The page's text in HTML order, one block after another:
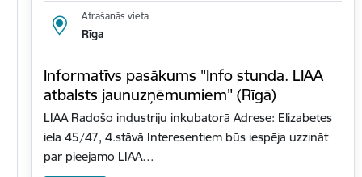
Atrašanās vieta
Rīga
Informatīvs pasākums "Info stunda. LIAA
atbalsts jaunuzņēmumiem" (Rīgā)
LIAA Radošo industriju inkubatorā Adrese: Elizabetes
iela 45/47, 4.stāvā Interesentiem būs iespēja uzzināt
par pieejamo LIAA…